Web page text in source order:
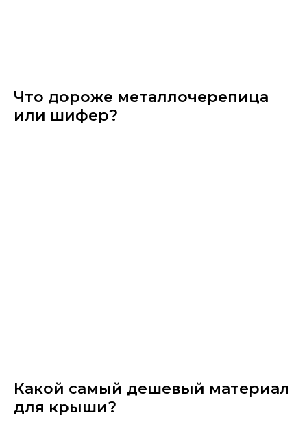
Что дороже металлочерепица
или шифер?
Какой самый дешевый материал
для крыши?